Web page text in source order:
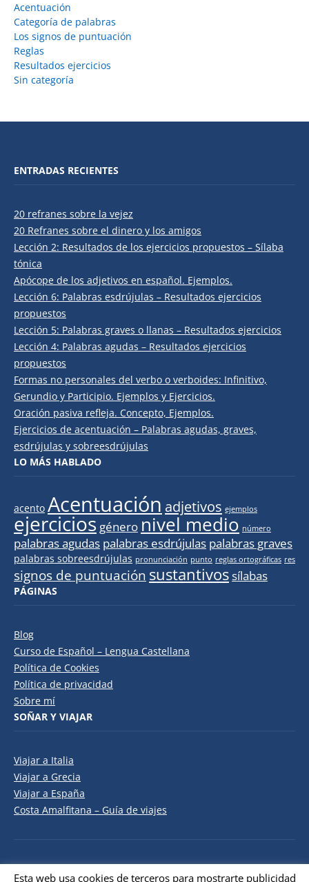
Acentuación
Categoría de palabras
Los signos de puntuación
Reglas
Resultados ejercicios
Sin categoría
ENTRADAS RECIENTES
20 refranes sobre la vejez
20 Refranes sobre el dinero y los amigos
Lección 2: Resultados de los ejercicios propuestos – Sílaba
tónica
Apócope de los adjetivos en español. Ejemplos.
Lección 6: Palabras esdrújulas – Resultados ejercicios
propuestos
Lección 5: Palabras graves o llanas – Resultados ejercicios
Lección 4: Palabras agudas – Resultados ejercicios
propuestos
Formas no personales del verbo o verboides: Infinitivo,
Gerundio y Participio. Ejemplos y Ejercicios.
Oración pasiva refleja. Concepto, Ejemplos.
Ejercicios de acentuación – Palabras agudas, graves,
esdrújulas y sobreesdrújulas
LO MÁS HABLADO
acento Acentuación adjetivos ejemplos
ejercicios género nivel medio número
palabras agudas palabras esdrújulas palabras graves
palabras sobreesdrújulas pronunciación punto reglas ortográficas res
signos de puntuación sustantivossílabas
PÁGINAS
Blog
Curso de Español – Lengua Castellana
Política de Cookies
Política de privacidad
Sobre mí
SOÑAR Y VIAJAR
Viajar a Italia
Viajar a Grecia
Viajar a España
Costa Amalfitana – Guía de viajes
Copyright © 2026 Curso teórico práctico de Español
Esta web usa cookies de terceros para mostrarte publicidad